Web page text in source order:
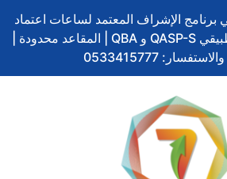
الإشراف المعتمد لساعات اعتماد
بورد تحليل السلوك التطبيقي QASP-S و QBA | المقاعد محدودة |
0533415777